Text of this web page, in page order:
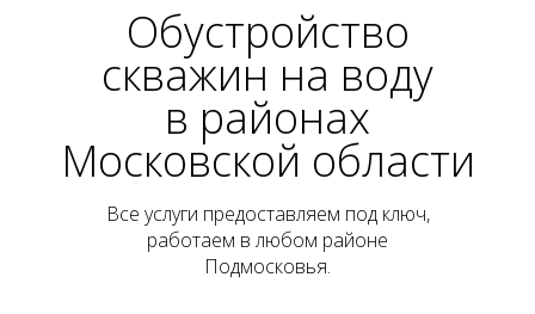
Обустройство
скважин на воду
в районах
Московской области
Все услуги предоставляем под ключ,
работаем в любом районе
Подмосковья.